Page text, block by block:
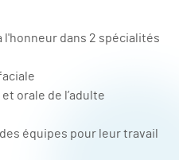
l'honneur dans 2 spécialités
orale de l’adulte
équipes pour leur travail